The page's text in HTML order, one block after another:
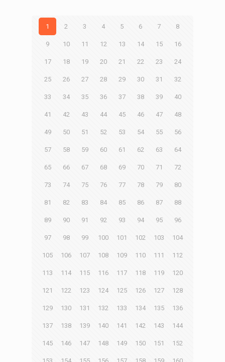
1 2 3 4 5 6 7 8
9 10 11 12 13 14 15 16
17 18 19 20 21 22 23 24
25 26 27 28 29 30 31 32
33 34 35 36 37 38 39 40
41 42 43 44 45 46 47 48
49 50 51 52 53 54 55 56
57 58 59 60 61 62 63 64
65 66 67 68 69 70 71 72
73 74 75 76 77 78 79 80
81 82 83 84 85 86 87 88
89 90 91 92 93 94 95 96
97 98 99 100 101 102 103 104
105 106 107 108 109 110 111 112
113 114 115 116 117 118 119 120
121 122 123 124 125 126 127 128
129 130 131 132 133 134 135 136
137 138 139 140 141 142 143 144
145 146 147 148 149 150 151 152